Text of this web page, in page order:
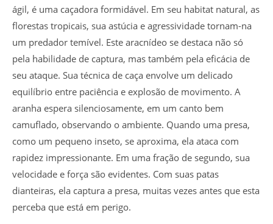
ágil, é uma caçadora formidável. Em seu habitat natural, as
florestas tropicais, sua astúcia e agressividade tornam-na
um predador temível. Este aracnídeo se destaca não só
pela habilidade de captura, mas também pela eficácia de
seu ataque. Sua técnica de caça envolve um delicado
equilíbrio entre paciência e explosão de movimento. A
aranha espera silenciosamente, em um canto bem
camuflado, observando o ambiente. Quando uma presa,
como um pequeno inseto, se aproxima, ela ataca com
rapidez impressionante. Em uma fração de segundo, sua
velocidade e força são evidentes. Com suas patas
dianteiras, ela captura a presa, muitas vezes antes que esta
perceba que está em perigo.